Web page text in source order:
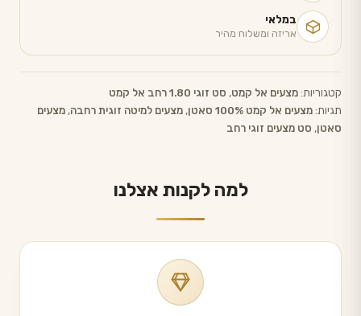
במלאי
אריזה ומשלוח מהיר
קטגוריות:מצעים אל קמט, סט זוגי 1.80 רחב אל קמט
תגיות:מצעים אל קמט 100% סאטן , מצעים למיטה זוגית רחבה, מצעים
סאטן, סט מצעים זוגי רחב
למה לקנות אצלנו